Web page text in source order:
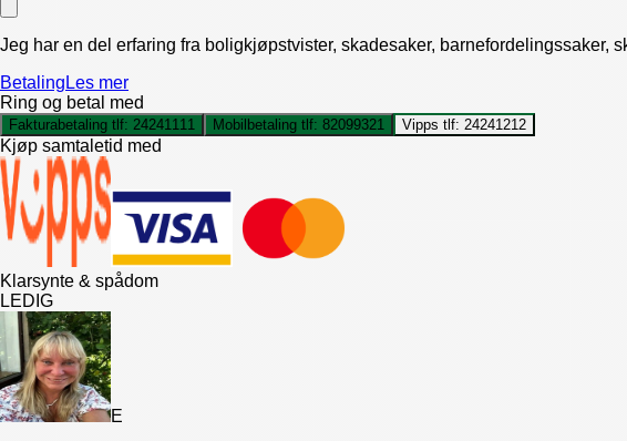
Jeg har en del erfaring fra boligkjøpstvister, skadesaker, barnefordelingssaker,
Betaling Les mer
Ring og betal med
Fakturabetaling tlf: 24241111 Mobilbetaling tlf: 82099321 Vipps tlf: 24241212
Kjøp samtaletid med
Klarsynte & spådom
LEDIG
E